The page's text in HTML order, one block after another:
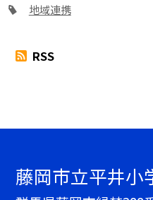
地域連携
RSS
藤岡市立平井小